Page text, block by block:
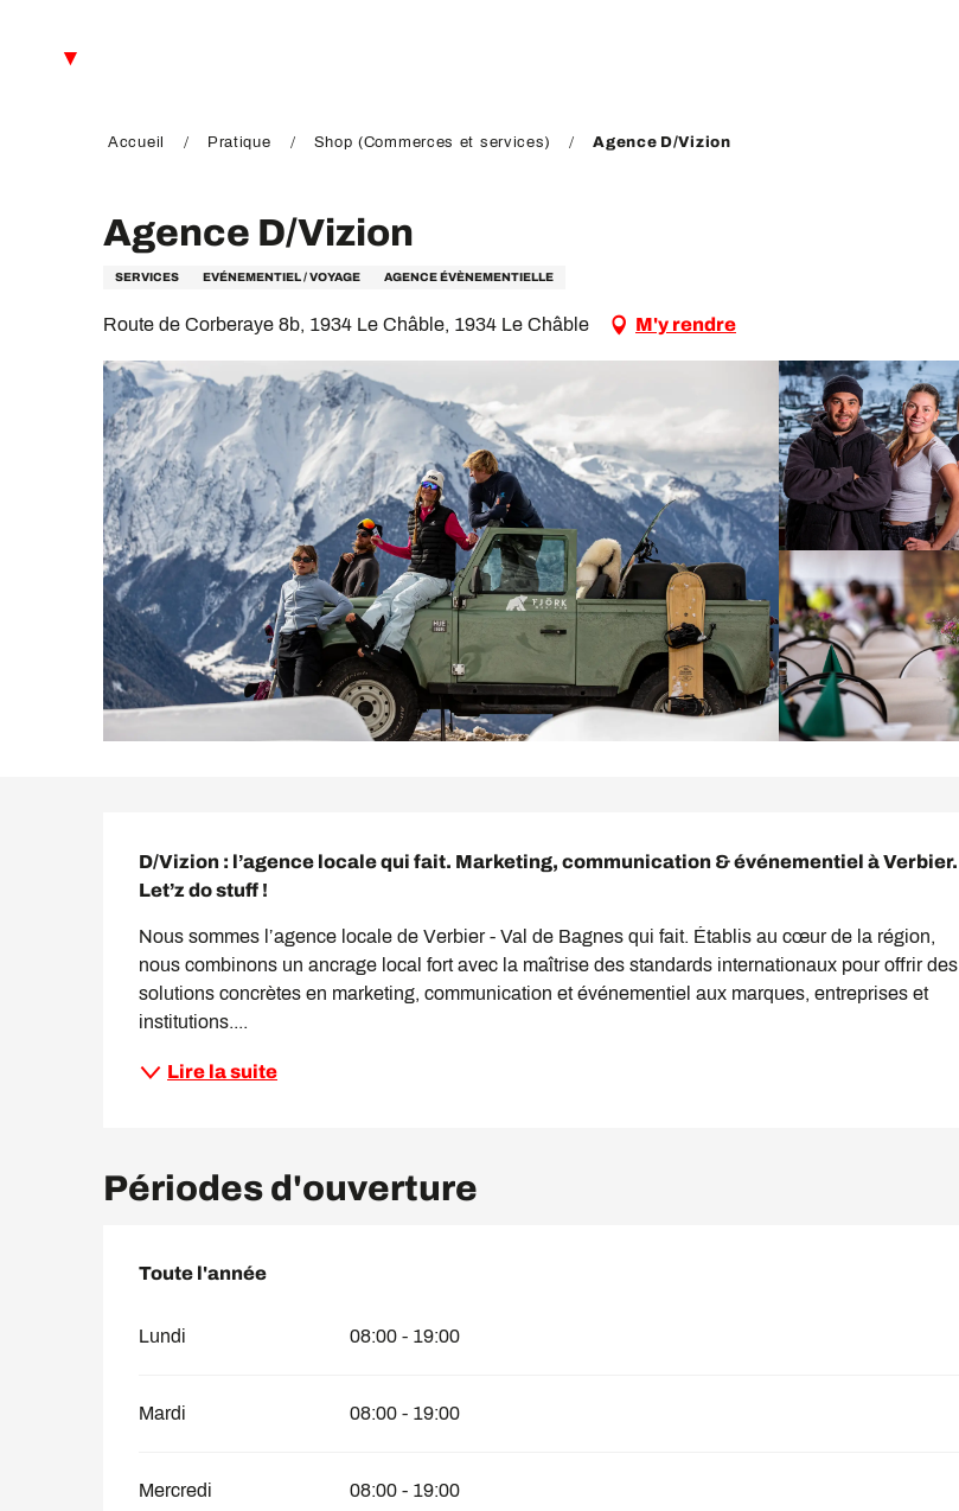
Accueil Pratique Shop (Commerces et services) Agence D/Vizion
Agence D/Vizion
SERVICES EVÉNEMENTIEL / VOYAGE AGENCE ÉVÈNEMENTIELLE
Route de Corberaye 8b, 1934 Le Châble, 1934 Le Châble M'y rendre
D/Vizion : l’agence locale qui fait. Marketing, communication & événementiel à Verbier.
Let’z do stuff !
Nous sommes l’agence locale de Verbier - Val de Bagnes qui fait. Établis au cœur de la région,
nous combinons un ancrage local fort avec la maîtrise des standards internationaux pour offrir des
solutions concrètes en marketing, communication et événementiel aux marques, entreprises et
institutions....
Lire la suite
Périodes d'ouverture
Toute l'année
Toute l'année
Lundi 08:00 - 19:00
Mardi 08:00 - 19:00
Mercredi 08:00 - 19:00